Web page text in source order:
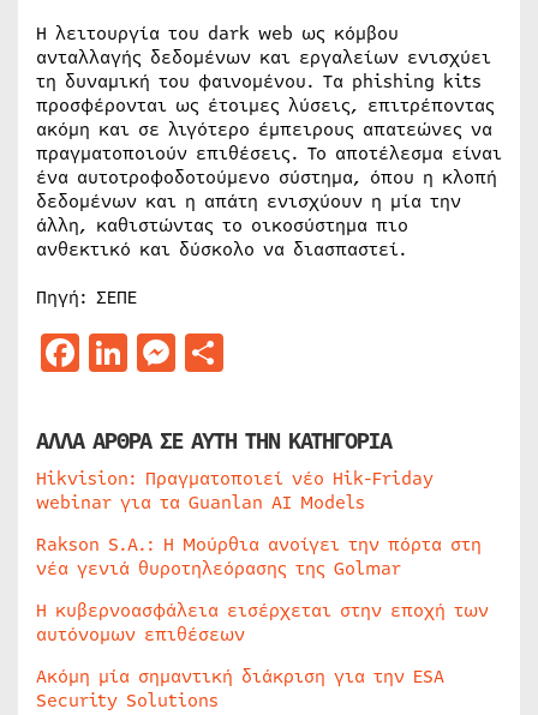
Η λειτουργία του dark web ως κόμβου
ανταλλαγής δεδομένων και εργαλείων ενισχύει
τη δυναμική του φαινομένου. Τα phishing kits
προσφέρονται ως έτοιμες λύσεις, επιτρέποντας
ακόμη και σε λιγότερο έμπειρους απατεώνες να
πραγματοποιούν επιθέσεις. Το αποτέλεσμα είναι
ένα αυτοτροφοδοτούμενο σύστημα, όπου η κλοπή
δεδομένων και η απάτη ενισχύουν η μία την
άλλη, καθιστώντας το οικοσύστημα πιο
ανθεκτικό και δύσκολο να διασπαστεί.
Πηγή: ΣΕΠΕ
Facebook
LinkedIn
Messenger
ΑΛΛΑ ΑΡΘΡΑ ΣΕ ΑΥΤΗ ΤΗΝ ΚΑΤΗΓΟΡΙΑ
Hikvision: Πραγματοποιεί νέο Hik-Friday
webinar για τα Guanlan AI Models
Rakson S.A.: Η Μούρθια ανοίγει την πόρτα στη
νέα γενιά θυροτηλεόρασης της Golmar
Η κυβερνοασφάλεια εισέρχεται στην εποχή των
αυτόνομων επιθέσεων
Ακόμη μία σημαντική διάκριση για την ESA
Security Solutions